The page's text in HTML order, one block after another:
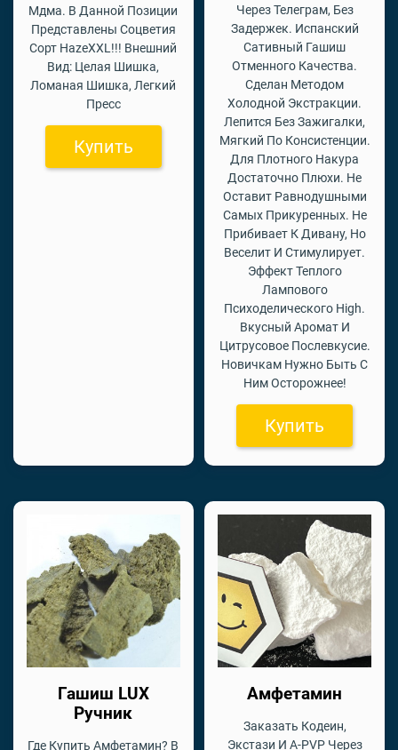
Мдма. В Данной Позиции
Представлены Соцветия
Сорт HazeXXL!!! Внешний
Вид: Целая Шишка,
Ломаная Шишка, Легкий
Пресс
Купить
Через Телеграм, Без
Задержек. Испанский
Сативный Гашиш
Отменного Качества.
Сделан Методом
Холодной Экстракции.
Лепится Без Зажигалки,
Мягкий По Консистенции.
Для Плотного Накура
Достаточно Плюхи. Не
Оставит Равнодушными
Самых Прикуренных. Не
Прибивает К Дивану, Но
Веселит И Стимулирует.
Эффект Теплого
Лампового
Психоделического High.
Вкусный Аромат И
Цитрусовое Послевкусие.
Новичкам Нужно Быть С
Ним Осторожнее!
Купить
Гашиш LUX
Ручник
Где Купить Амфетамин? В
Амфетамин
Заказать Кодеин,
Экстази И A-PVP Через